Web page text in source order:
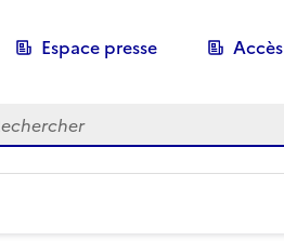
Espace presse